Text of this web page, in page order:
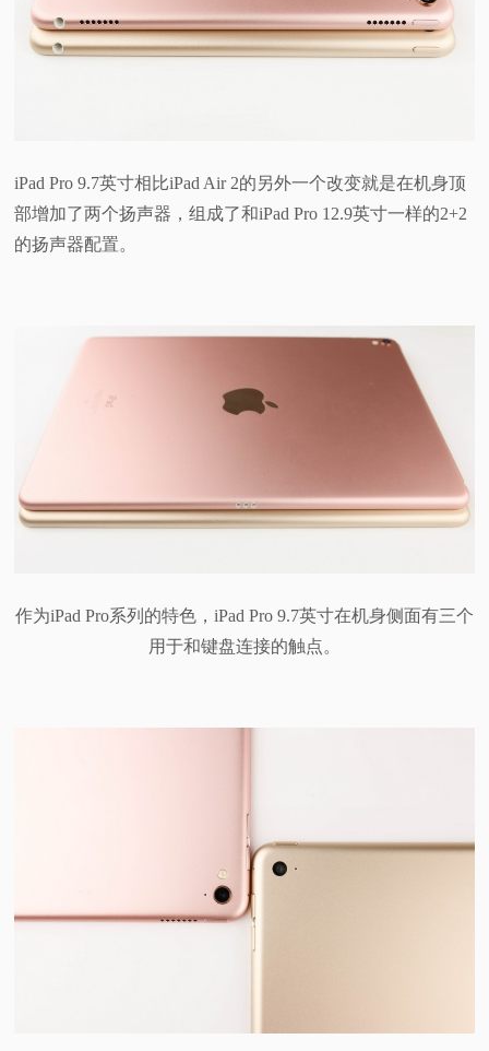
iPad Pro 9.7英寸相比iPad Air 2的另外一个改变就是在机身顶
部增加了两个扬声器，组成了和iPad Pro 12.9英寸一样的2+2
的扬声器配置。
作为iPad Pro系列的特色，iPad Pro 9.7英寸在机身侧面有三个
用于和键盘连接的触点。